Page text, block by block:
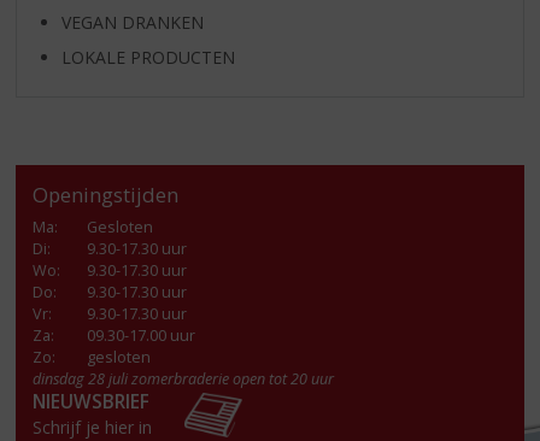
VEGAN DRANKEN
LOKALE PRODUCTEN
Openingstijden
Ma:
Gesloten
Di:
9.30-17.30 uur
Wo:
9.30-17.30 uur
Do:
9.30-17.30 uur
Vr:
9.30-17.30 uur
Za:
09.30-17.00 uur
Zo:
gesloten
dinsdag 28 juli zomerbraderie open tot 20 uur
NIEUWSBRIEF
Schrijf je hier in